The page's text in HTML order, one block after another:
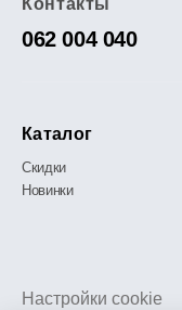
Контакты
062 004 040
Каталог
Скидки
Новинки
Настройки cookie